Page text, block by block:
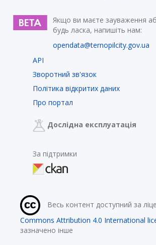
Якщо ви маєте зауваження
будь ласка, напишіть нам:
opendata@ternopilcity.gov.ua
API
Зворотний зв'язок
Політика відкритих даних
Про портал
Дослідна експлуатація
За підтримки
Весь контент доступний за
Commons Attribution 4.0 International
зазначено інше